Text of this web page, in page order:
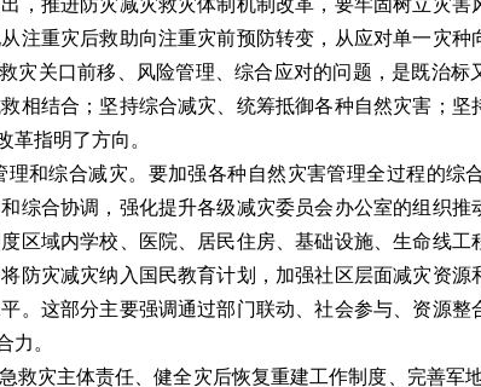
推进防灾减灾救灾体制机制改革，要牢固树立灾害
注重灾后救助向注重灾前预防转变，从应对单一灾
灾关口前移、风险管理、综合应对的问题，是既治
相结合；坚持综合减灾、统筹抵御各种自然灾害；坚
革指明了方向。
综合减灾。要加强各种自然灾害管理全过程的综
综合协调，强化提升各级减灾委员会办公室的组织推
区域内学校、医院、居民住房、基础设施、生命线
防灾减灾纳入国民教育计划，加强社区层面减灾资
。这部分主要强调通过部门联动、社会参与、资源
力。
灾主体责任、健全灾后恢复重建工作制度、完善军